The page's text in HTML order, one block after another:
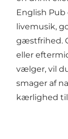
English Pub
livemusik,
gæstfrihed.
eller
vælger, vil
smager af
kærlighed til